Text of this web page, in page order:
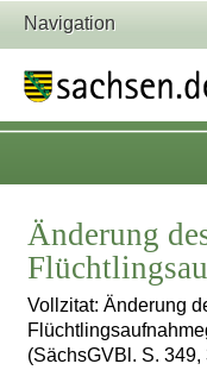
Navigation
Änderung
Vollzitat: Änderung
(SächsGVBl. S. 349,